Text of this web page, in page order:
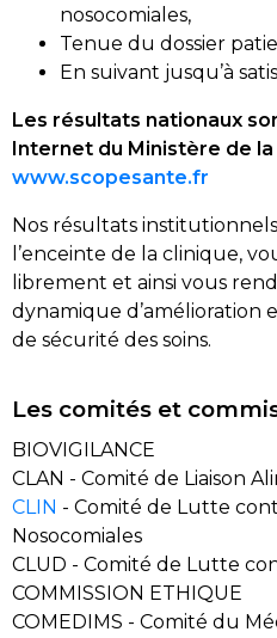
nosocomiales,
Tenue du dossier
En suivant jusqu’à
Les résultats nationaux
Internet du Ministère de la
www.scopesante.fr
Nos résultats
l’enceinte de la clinique,
librement et ainsi vous
dynamique d’amélioration
de sécurité des soins.
Les comités et
BIOVIGILANCE
CLAN - Comité de Liaison
CLIN - Comité de Lutte
Nosocomiales
CLUD - Comité de Lutte
COMMISSION ETHIQUE
COMEDIMS - Comité du